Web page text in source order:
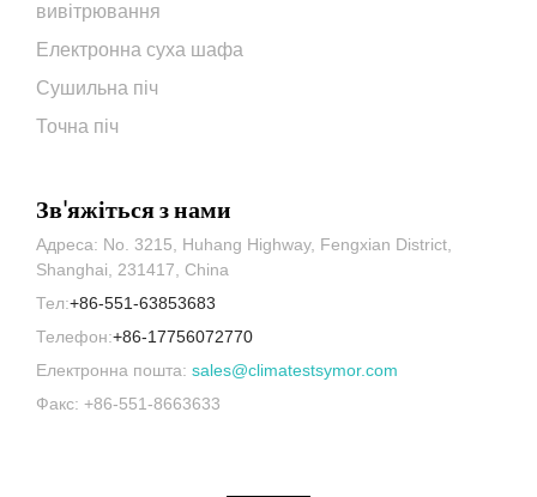
вивітрювання
Електронна суха шафа
Сушильна піч
Точна піч
Зв'яжіться з нами
Адреса: No. 3215, Huhang Highway, Fengxian District,
Shanghai, 231417, China
Тел:+86-551-63853683
Телефон:+86-17756072770
Електронна пошта: sales@climatestsymor.com
Факс: +86-551-8663633